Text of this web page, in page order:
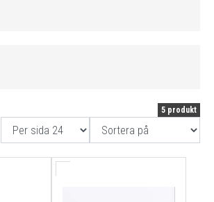
5 produkt